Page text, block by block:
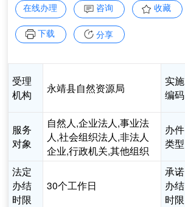
在线办理 咨询 收藏
下载 分享
受理
机构
永靖县自然资源局
实施
编码
服务
对象
自然人,企业法人,事业法
人,社会组织法人,非法人
企业,行政机关,其他组织
办件
类型
法定
办结
时限
30个工作日
承诺
办结
时限